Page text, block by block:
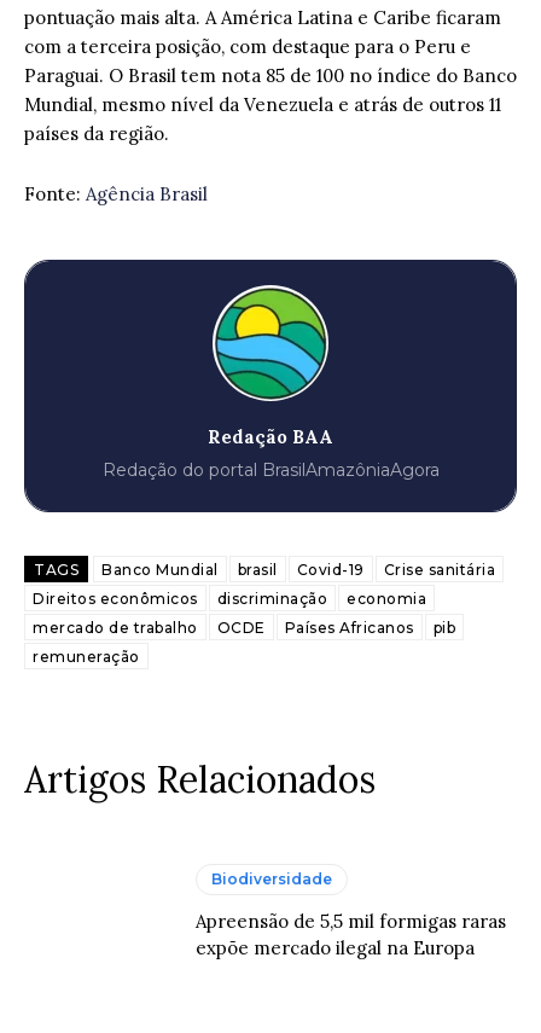
pontuação mais alta. A América Latina e Caribe ficaram
com a terceira posição, com destaque para o Peru e
Paraguai. O Brasil tem nota 85 de 100 no índice do Banco
Mundial, mesmo nível da Venezuela e atrás de outros 11
países da região.
Fonte: Agência Brasil
Redação BAA
Redação do portal BrasilAmazôniaAgora
TAGS Banco Mundial brasil Covid-19
Crise sanitária
Direitos econômicos
discriminação
economia
mercado de trabalho
OCDE Países Africanos
pib
remuneração
Artigos Relacionados
Biodiversidade
Apreensão de 5,5 mil formigas raras
expõe mercado ilegal na Europa